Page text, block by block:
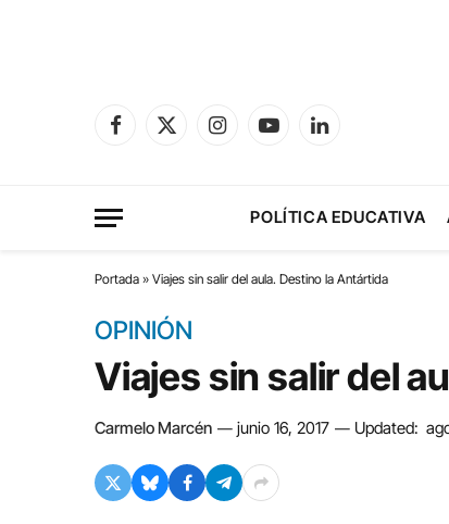
Facebook
X
InstagramYouTubeLinkedIn
POLÍTICA EDUCATIVA
Portada » Viajes sin salir del aula. Destino la Antártida
OPINIÓN
Viajes sin salir del
Carmelo Marcén junio 16, 2017 Updated: